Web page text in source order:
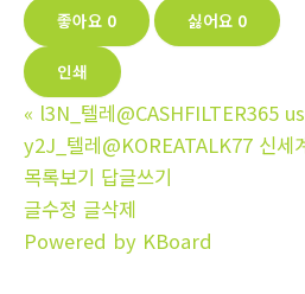
좋아요 0 싫어요 0
인쇄
« l3N_텔레@CASHFILTER365
y2J_텔레@KOREATALK77 신세
목록보기 답글쓰기
글수정 글삭제
Powered by KBoard